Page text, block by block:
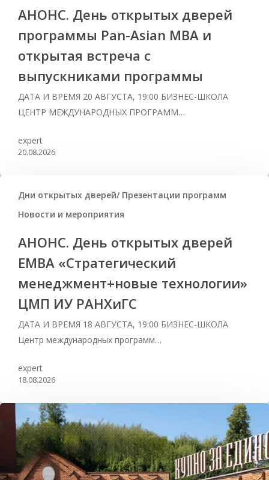
АНОНС. День открытых дверей
программы Pan-Asian MBA и
открытая встреча с
выпускниками программы
ДАТА И ВРЕМЯ 20 АВГУСТА, 19:00 БИЗНЕС-ШКОЛА
ЦЕНТР МЕЖДУНАРОДНЫХ ПРОГРАММ…
expert
20.08.2026
Дни открытых дверей/ Презентации программ
Новости и мероприятия
АНОНС. День открытых дверей
ЕМВА «Стратегический
менеджмент+новые технологии»
ЦМП ИУ РАНХиГС
ДАТА И ВРЕМЯ 18 АВГУСТА, 19:00 БИЗНЕС-ШКОЛА
Центр международных программ…
expert
18.08.2026